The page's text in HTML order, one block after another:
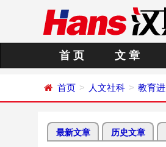
首 页 文 章
首页 人文社科 教育
最新文章 历史文章